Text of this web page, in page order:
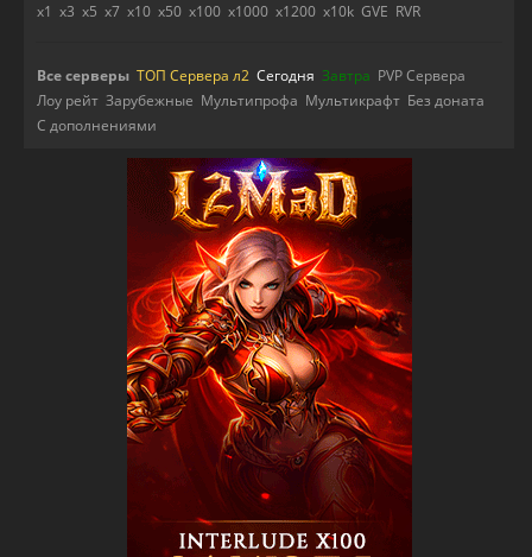
x1 x3 x5 x7 x10 x50 x100 x1000 x1200 x10k GVE RVR
Все серверы ТОП Сервера л2 Сегодня Завтра PVP Сервера
Лоу рейт Зарубежные Мультипрофа Мультикрафт Без доната
С дополнениями